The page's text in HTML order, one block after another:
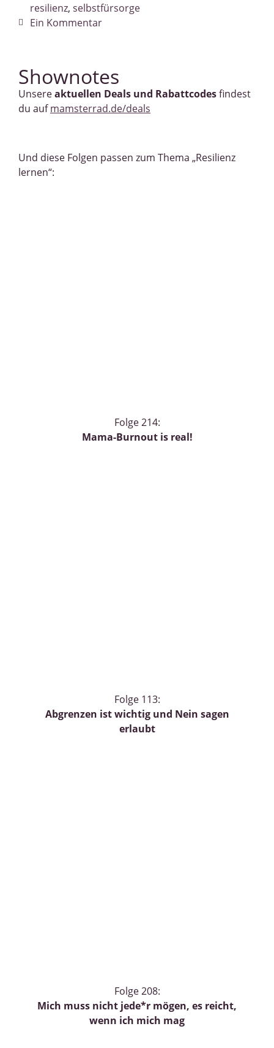
resilienz, selbstfürsorge
Ein Kommentar
Shownotes
Unsereaktuellen Deals und Rabattcodesfindest
du aufmamsterrad.de/deals
Und diese Folgen passen zum Thema „Resilienz
lernen“:
Folge 214:
Mama-Burnout is real!
Folge 113:
Abgrenzen ist wichtig und Nein sagen
erlaubt
Folge 208:
Mich muss nicht jede*r mögen, es reicht,
wenn ich mich mag